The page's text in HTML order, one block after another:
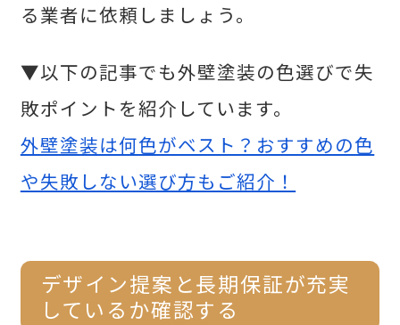
る業者に依頼しましょう。
▼以下の記事でも外壁塗装の色選びで失
敗ポイントを紹介しています。
外壁塗装は何色がベスト？おすすめの色
や失敗しない選び方もご紹介！
デザイン提案と長期保証が充実
しているか確認する